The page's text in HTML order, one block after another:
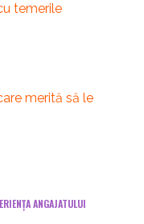
temerile
merită să le
ANGAJATULUI